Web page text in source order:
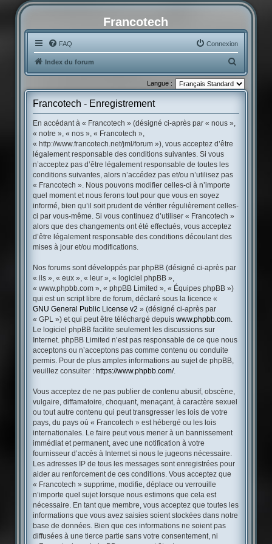
Francotech
FAQ Connexion
Index du forum
e
c
Langue :
Francotech - Enregistrement
En accédant à « Francotech » (désigné ci-après par « nous »,
« notre », « nos », « Francotech »,
« http://www.francotech.net/jml/forum »), vous acceptez d’être
légalement responsable des conditions suivantes. Si vous
n’acceptez pas d’être légalement responsable de toutes les
conditions suivantes, alors n’accédez pas et/ou n’utilisez pas
« Francotech ». Nous pouvons modifier celles-ci à n’importe
quel moment et nous ferons tout pour que vous en soyez
informé, bien qu’il soit prudent de vérifier régulièrement celles-
ci par vous-même. Si vous continuez d’utiliser « Francotech »
alors que des changements ont été effectués, vous acceptez
d’être légalement responsable des conditions découlant des
mises à jour et/ou modifications.
Nos forums sont développés par phpBB (désigné ci-après par
« ils », « eux », « leur », « logiciel phpBB »,
« www.phpbb.com », « phpBB Limited », « Équipes phpBB »)
qui est un script libre de forum, déclaré sous la licence «
GNU General Public License v2 » (désigné ci-après par
« GPL ») et qui peut être téléchargé depuis www.phpbb.com.
Le logiciel phpBB facilite seulement les discussions sur
Internet. phpBB Limited n’est pas responsable de ce que nous
acceptons ou n’acceptons pas comme contenu ou conduite
permis. Pour de plus amples informations au sujet de phpBB,
veuillez consulter : https://www.phpbb.com/.
Vous acceptez de ne pas publier de contenu abusif, obscène,
vulgaire, diffamatoire, choquant, menaçant, à caractère sexuel
ou tout autre contenu qui peut transgresser les lois de votre
pays, du pays où « Francotech » est hébergé ou les lois
internationales. Le faire peut vous mener à un bannissement
immédiat et permanent, avec une notification à votre
fournisseur d’accès à Internet si nous le jugeons nécessaire.
Les adresses IP de tous les messages sont enregistrées pour
aider au renforcement de ces conditions. Vous acceptez que
« Francotech » supprime, modifie, déplace ou verrouille
n’importe quel sujet lorsque nous estimons que cela est
nécessaire. En tant que membre, vous acceptez que toutes les
informations que vous avez saisies soient stockées dans notre
base de données. Bien que ces informations ne soient pas
diffusées à une tierce partie sans votre consentement, ni